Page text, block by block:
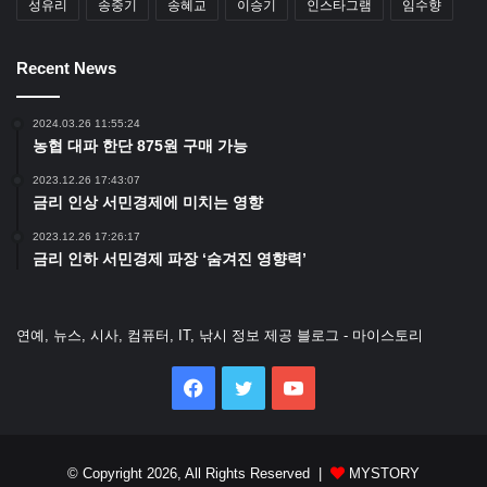
성유리 송중기 송혜교 이승기 인스타그램 임수향
Recent News
2024.03.26 11:55:24
농협 대파 한단 875원 구매 가능
2023.12.26 17:43:07
금리 인상 서민경제에 미치는 영향
2023.12.26 17:26:17
금리 인하 서민경제 파장 ‘숨겨진 영향력’
연예, 뉴스, 시사, 컴퓨터, IT, 낚시 정보 제공 블로그 - 마이스토리
Facebook
Twitter
© Copyright 2026, All Rights Reserved | MYSTORY